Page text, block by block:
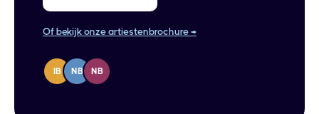
Of bekijk onze artiestenbrochure →
IB NB NB